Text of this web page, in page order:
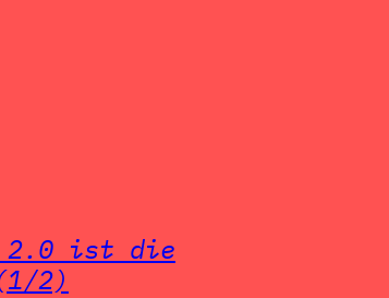
2.0 ist die
2)